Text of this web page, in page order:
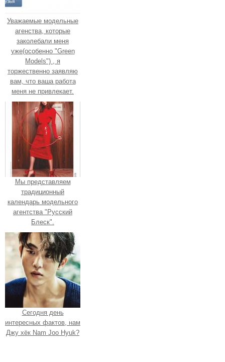
Уважаемые модельные
агенства, которые
заколебали меня
уже(особенно "Green
Models") , я
торжественно заявляю
вам, что ваша работа
меня не привлекает.
Мы представляем
традиционный
календарь модельного
агентства "Русский
Блеск".
Сегодня день
интересных фактов, нам
Джу хёк Nam Joo Hyuk?